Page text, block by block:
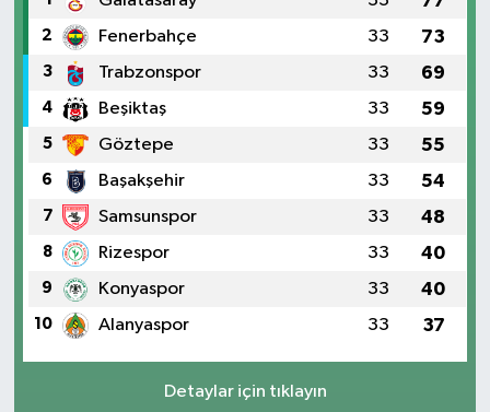
2 Fenerbahçe 33 73
3 Trabzonspor 33 69
4 Beşiktaş 33 59
5 Göztepe 33 55
6 Başakşehir 33 54
7 Samsunspor 33 48
8 Rizespor 33 40
9 Konyaspor 33 40
10 Alanyaspor 33 37
Detaylar için tıklayın